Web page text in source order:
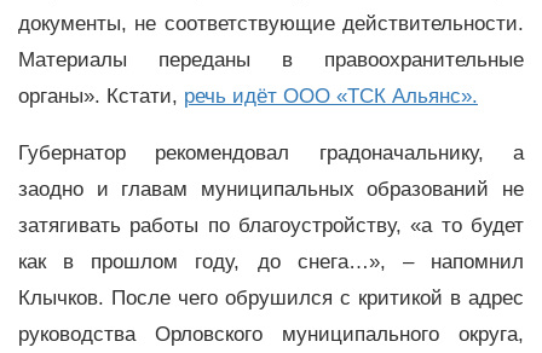
документы, не соответствующие действительности.
Материалы переданы в правоохранительные
органы». Кстати, речь идёт ООО «ТСК Альянс».
Губернатор рекомендовал градоначальнику, а
заодно и главам муниципальных образований не
затягивать работы по благоустройству, «а то будет
как в прошлом году, до снега…», – напомнил
Клычков. После чего обрушился с критикой в адрес
руководства Орловского муниципального округа,